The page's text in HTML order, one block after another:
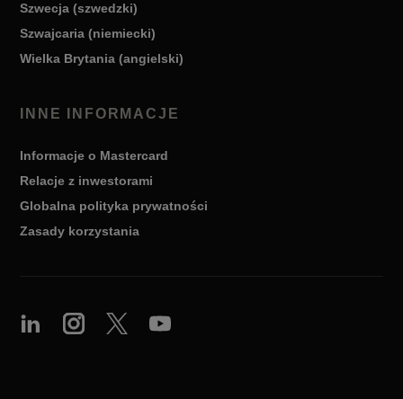
Szwecja (szwedzki)
Szwajcaria (niemiecki)
Wielka Brytania (angielski)
INNE INFORMACJE
Informacje o Mastercard
Relacje z inwestorami
Globalna polityka prywatności
Zasady korzystania